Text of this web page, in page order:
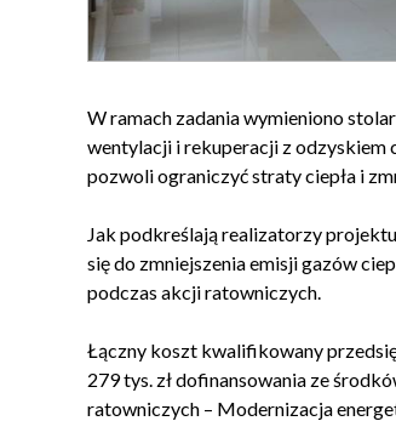
W ramach zadania wymieniono
wentylacji i rekuperacji z odzyskiem
pozwoli ograniczyć straty ciepła i
Jak podkreślają realizatorzy
się do zmniejszenia emisji gazów
podczas akcji ratowniczych.
Łączny koszt kwalifikowany
279 tys. zł dofinansowania ze
ratowniczych – Modernizacja